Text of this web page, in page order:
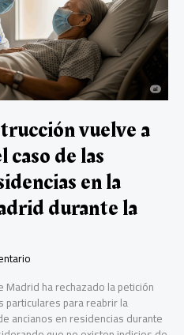
vuelve a
de las
en la
durante la
Madrid ha rechazado la petición
particulares para reabrir la
ancianos en residencias durante